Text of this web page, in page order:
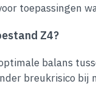
toepassingen
Z4?
balans
breukrisico bij